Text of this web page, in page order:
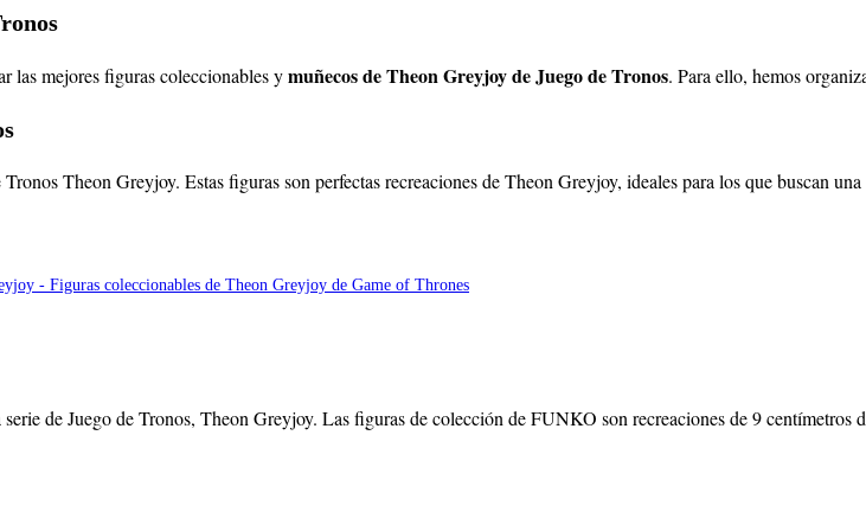
las mejores figuras coleccionables ymuñecos de Theon Greyjoy de Juego de Tronos. Para ello, hemos
Theon Greyjoy. Estas figuras son perfectas recreaciones de Theon Greyjoy, ideales para los que buscan
de Juego de Tronos, Theon Greyjoy. Las figuras de colección de FUNKO son recreaciones de 9 centímetros